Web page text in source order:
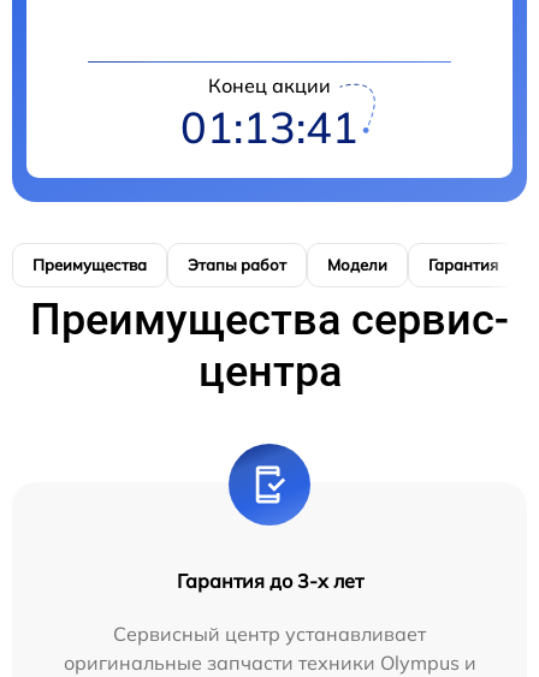
Конец акции
01:13:40
Преимущества Этапы работ Модели Гарантия
Преимущества сервис-
центра
Гарантия до 3-х лет
Сервисный центр устанавливает
оригинальные запчасти техники Olympus и